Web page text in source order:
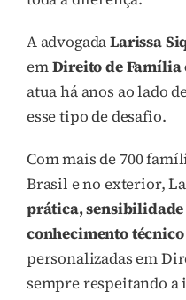
A advogadaLarissa
emDireito de Família
atua há anos ao lado
esse tipo de desafio.
Com mais de 700
Brasil e no exterior,
prática,
conhecimento técnico
personalizadas em
sempre respeitando